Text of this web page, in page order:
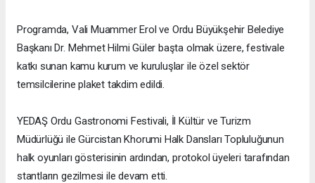
Programda, Vali Muammer Erol ve Ordu Büyükşehir Belediye
Başkanı Dr. Mehmet Hilmi Güler başta olmak üzere, festivale
katkı sunan kamu kurum ve kuruluşlar ile özel sektör
temsilcilerine plaket takdim edildi.
YEDAŞ Ordu Gastronomi Festivali, İl Kültür ve Turizm
Müdürlüğü ile Gürcistan Khorumi Halk Dansları Topluluğunun
halk oyunları gösterisinin ardından, protokol üyeleri tarafından
stantların gezilmesi ile devam etti.